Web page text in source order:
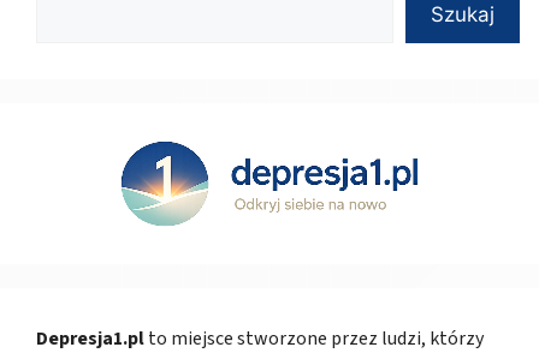
Szukaj
Depresja1.plto miejsce stworzone przez ludzi, którzy